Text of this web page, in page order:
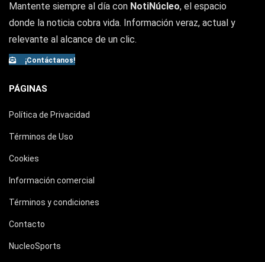
Mantente siempre al día con NotiNúcleo, el espacio
donde la noticia cobra vida. Información veraz, actual y
relevante al alcance de un clic.
¡Contáctanos!
PÁGINAS
Política de Privacidad
Términos de Uso
Cookies
Información comercial
Términos y condiciones
Contacto
NucleoSports